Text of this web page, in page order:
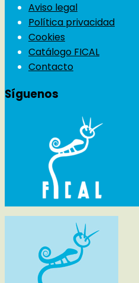
Aviso legal
Política privacidad
Cookies
Catálogo FICAL
Contacto
Síguenos